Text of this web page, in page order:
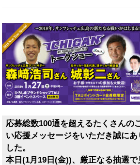
応募総数100通を超えるたくさんの
い応援メッセージをいただき誠にあ
した。
本日(1月19日(金))、厳正なる抽選